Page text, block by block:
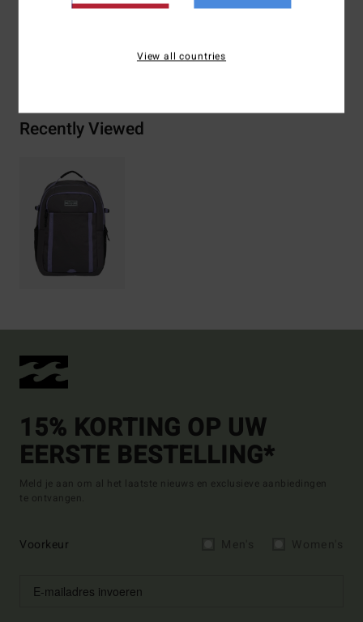
Bezorging & Retour
Recently Viewed
15% KORTING OP UW
EERSTE BESTELLING*
Meld je aan om al het laatste nieuws en exclusieve aanbiedingen
te ontvangen.
Voorkeur
View all countries